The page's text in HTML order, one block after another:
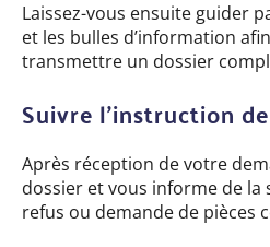
Laissez-vous ensuite guider
et les bulles d’information
transmettre un dossier
Suivre l’instruction
Après réception de votre
dossier et vous informe de la
refus ou demande de pièces